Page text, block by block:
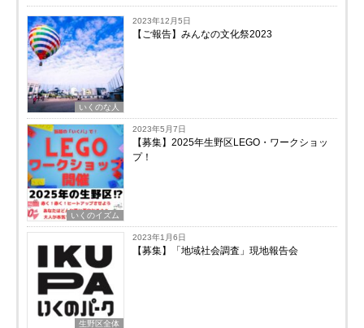
いくのな人
2023年12月5日
【ご報告】みんなの文化祭2023
いくのイズム
2023年5月7日
【募集】2025年生野区LEGO・ワークショッ
プ！
生野区全体
2023年1月6日
【募集】「地域社会調査」現地報告会